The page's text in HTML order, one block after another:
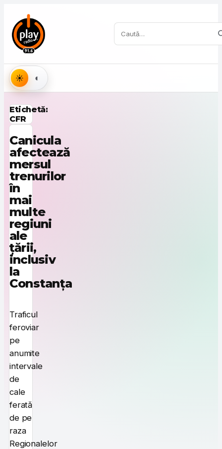
Caută:
Aspect
Etichetă:
CFR
Canicula
afectează
mersul
trenurilor
în
mai
multe
regiuni
ale
țării,
inclusiv
la
Constanța
Traficul
feroviar
pe
anumite
intervale
de
cale
ferată
de pe
raza
Regionalelor